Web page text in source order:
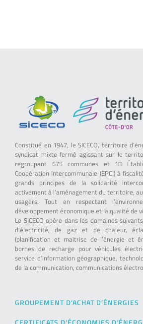
Constitué en 1947, le SICECO, territoire
syndicat mixte fermé agissant sur le
regroupant 675 communes et 18
Coopération Intercommunale (EPCI) à
grands principes de la solidarité
activement à l’aménagement du territoire,
usagers. Tout en respectant
développement économique et la qualité de
Le SICECO opère dans les domaines
d’électricité, de gaz et de chaleur,
(planification et maitrise de l’énergie et
bornes de recharge pour véhicules
service d’information géographique,
de la communication, communications
GROUPEMENT D’ACHAT D’ÉNERGIES